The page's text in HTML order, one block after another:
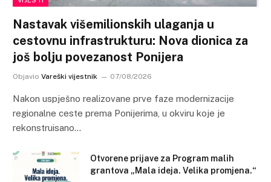
Nastavak višemilionskih ulaganja u
cestovnu infrastrukturu: Nova dionica za
još bolju povezanost Ponijera
Objavio Vareški vijestnik 07/08/2026
Nakon uspješno realizovane prve faze modernizacije
regionalne ceste prema Ponijerima, u okviru koje je
rekonstruisano…
Otvorene prijave za Program malih
grantova „Mala ideja. Velika promjena.“